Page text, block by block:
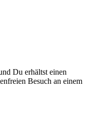
Du erhältst einen
Besuch an einem